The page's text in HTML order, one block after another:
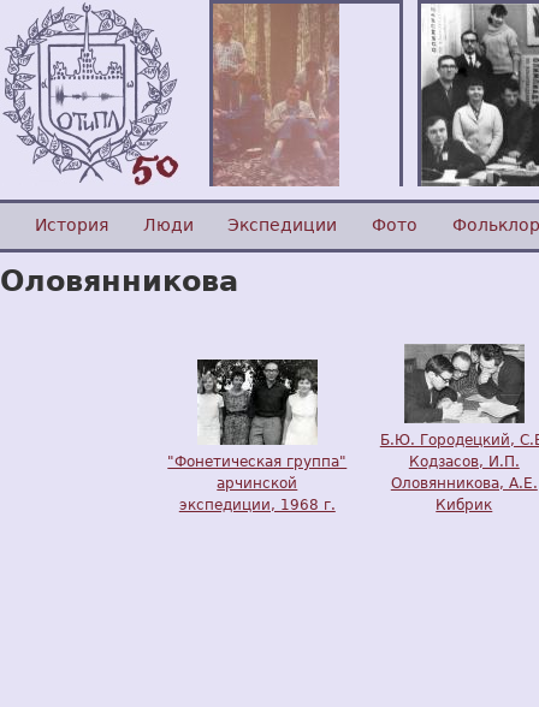
История Люди Экспедиции Фото Фольклор
Оловянникова
"Фонетическая группа"
арчинской
экспедиции, 1968 г.
Б.Ю. Городецкий,
Кодзасов, И.П.
Оловянникова, А.Е.
Кибрик